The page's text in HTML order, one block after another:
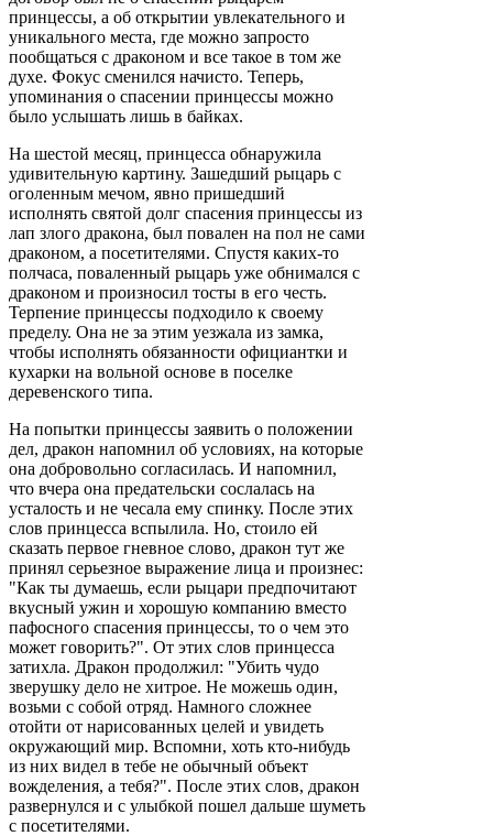
принцессы, а об открытии увлекательного и
уникального места, где можно запросто
пообщаться с драконом и все такое в том же
духе. Фокус сменился начисто. Теперь,
упоминания о спасении принцессы можно
было услышать лишь в байках.
На шестой месяц, принцесса обнаружила
удивительную картину. Зашедший рыцарь с
оголенным мечом, явно пришедший
исполнять святой долг спасения принцессы из
лап злого дракона, был повален на пол не сами
драконом, а посетителями. Спустя каких-то
полчаса, поваленный рыцарь уже обнимался с
драконом и произносил тосты в его честь.
Терпение принцессы подходило к своему
пределу. Она не за этим уезжала из замка,
чтобы исполнять обязанности официантки и
кухарки на вольной основе в поселке
деревенского типа.
На попытки принцессы заявить о положении
дел, дракон напомнил об условиях, на которые
она добровольно согласилась. И напомнил,
что вчера она предательски сослалась на
усталость и не чесала ему спинку. После этих
слов принцесса вспылила. Но, стоило ей
сказать первое гневное слово, дракон тут же
принял серьезное выражение лица и произнес:
"Как ты думаешь, если рыцари предпочитают
вкусный ужин и хорошую компанию вместо
пафосного спасения принцессы, то о чем это
может говорить?". От этих слов принцесса
затихла. Дракон продолжил: "Убить чудо
зверушку дело не хитрое. Не можешь один,
возьми с собой отряд. Намного сложнее
отойти от нарисованных целей и увидеть
окружающий мир. Вспомни, хоть кто-нибудь
из них видел в тебе не обычный объект
вожделения, а тебя?". После этих слов, дракон
развернулся и с улыбкой пошел дальше шуметь
с посетителями.